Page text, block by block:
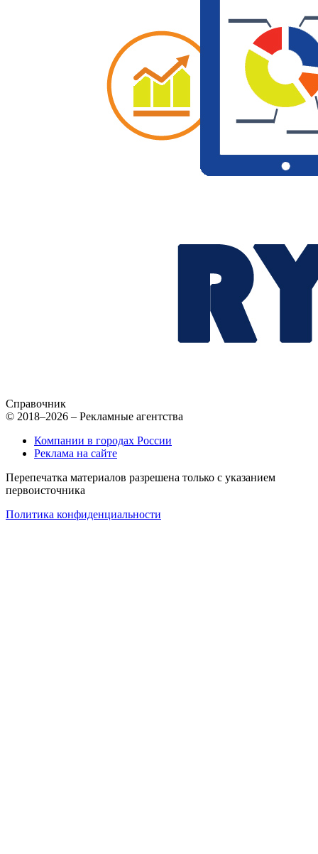
Справочник
© 2018–2026 – Рекламные агентства
Компании в городах России
Реклама на сайте
Перепечатка материалов разрешена только с указанием
первоисточника
Политика конфиденциальности